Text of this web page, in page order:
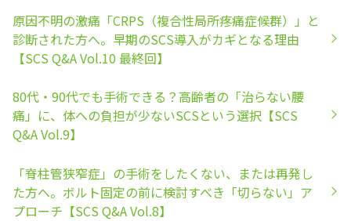
原因不明の激痛「CRPS（複合性局所疼痛症候群）」と
診断された方へ。早期のSCS導入がカギとなる理由
【SCS Q&A Vol.10 最終回】
80代・90代でも手術できる？高齢者の「治らない腰
痛」に、体への負担が少ないSCSという選択【SCS
Q&A Vol.9】
「脊柱管狭窄症」の手術をしたくない、または再発し
た方へ。ボルト固定の前に検討すべき「切らない」ア
プローチ【SCS Q&A Vol.8】